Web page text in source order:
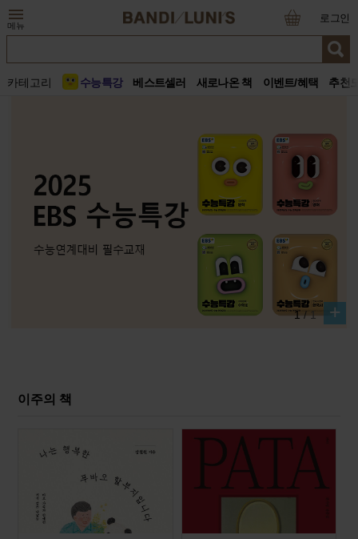
메뉴
로그인
카테고리 수능특강 베스트셀러 새로나온 책 이벤트/혜택 추천
1/1 +
이주의 책